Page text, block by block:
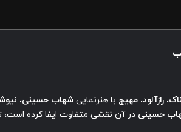
رازآلود، مهیج با هنرنمایی شهاب حسینی، نیوشا
حسینی در آن نقشی متفاوت ایفا کرده